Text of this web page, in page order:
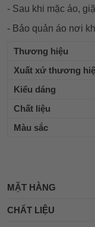
- Sau khi mặc áo,
- Bảo quản áo nơi
Thương hiệu
Xuất xứ thương
Kiểu dáng
Chất liệu
Màu sắc
MẶT HÀNG
CHẤT LIỆU